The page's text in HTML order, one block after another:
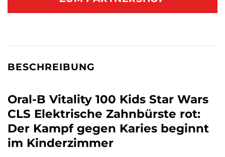
BESCHREIBUNG
Oral-B Vitality 100 Kids Star Wars
CLS Elektrische Zahnbürste rot:
Der Kampf gegen Karies beginnt
im Kinderzimmer